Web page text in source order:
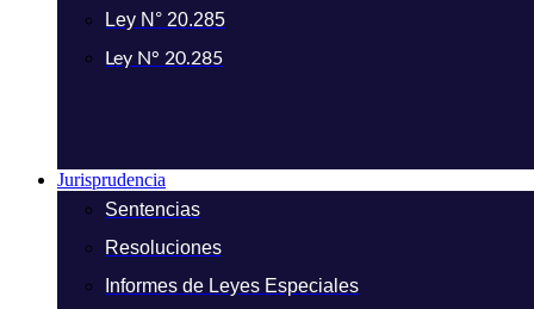
Ley N° 20.285
Ley N° 20.285
Jurisprudencia
Sentencias
Resoluciones
Informes de Leyes Especiales